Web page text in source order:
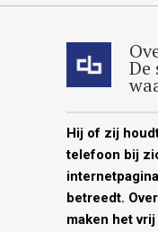
De
Hij of zij
telefoon bij
betreedt.
maken het